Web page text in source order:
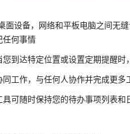
面设备，网络和平板电脑之间无
任何事情
到达特定位置或设置定期提醒时
工作，与任何人协作并完成更多
可随时保持您的待办事项列表和